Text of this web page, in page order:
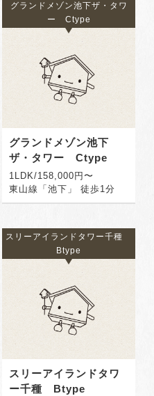
グランドメゾン池下ザ・タワ
ー Ctype
グランドメゾン池下
ザ・タワー Ctype
1LDK/158,000円〜
東山線「池下」 徒歩1分
スリーアイランドタワー千種
Btype
スリーアイランドタワ
ー千種 Btype